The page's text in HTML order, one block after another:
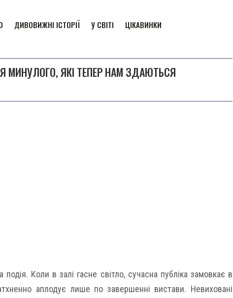
ДИВОВИЖНІ ІСТОРІЇ У СВІТІ ЦІКАВИНКИ
МИНУЛОГО, ЯКІ ТЕПЕР НАМ ЗДАЮТЬСЯ
Коли в залі гасне світло, сучасна публіка замовкає в
аплодує лише по завершенні вистави. Невиховані